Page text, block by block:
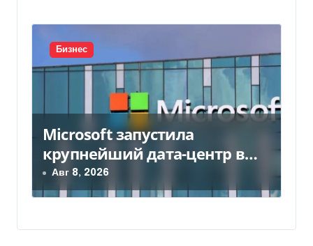
Бизнес
Microsoft запустила
крупнейший дата-центр в
Индии за $20,5 миллиарда
Авг 8, 2026